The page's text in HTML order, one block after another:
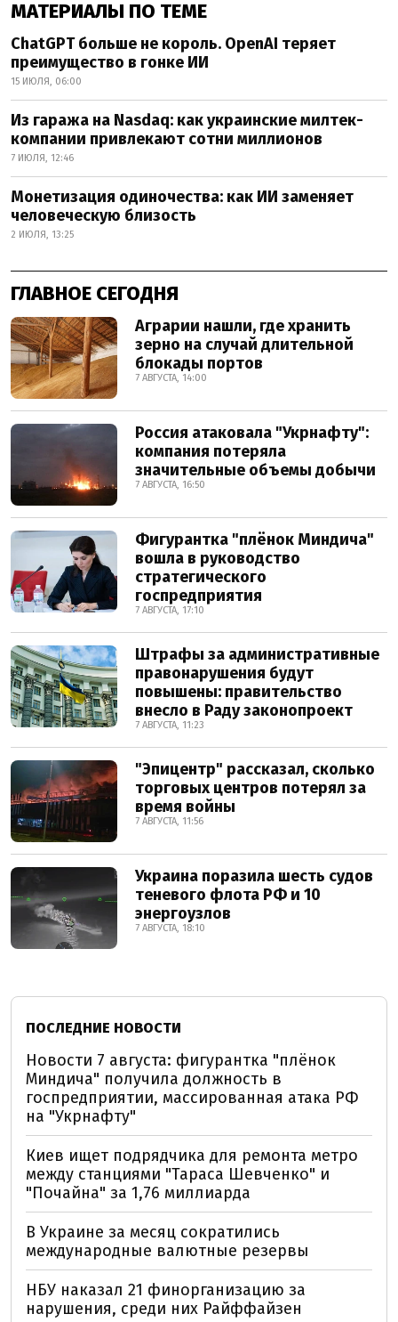
МАТЕРИАЛЫ ПО ТЕМЕ
ChatGPT больше не король. OpenAI теряет
преимущество в гонке ИИ
15 ИЮЛЯ, 06:00
Из гаража на Nasdaq: как украинские милтек-
компании привлекают сотни миллионов
7 ИЮЛЯ, 12:46
Монетизация одиночества: как ИИ заменяет
человеческую близость
2 ИЮЛЯ, 13:25
ГЛАВНОЕ СЕГОДНЯ
Аграрии нашли, где хранить
зерно на случай длительной
блокады портов
7 АВГУСТА, 14:00
Россия атаковала "Укрнафту":
компания потеряла
значительные объемы добычи
7 АВГУСТА, 16:50
Фигурантка "плёнок Миндича"
вошла в руководство
стратегического
госпредприятия
7 АВГУСТА, 17:10
Штрафы за административные
правонарушения будут
повышены: правительство
внесло в Раду законопроект
7 АВГУСТА, 11:23
"Эпицентр" рассказал, сколько
торговых центров потерял за
время войны
7 АВГУСТА, 11:56
Украина поразила шесть судов
теневого флота РФ и 10
энергоузлов
7 АВГУСТА, 18:10
ПОСЛЕДНИЕ НОВОСТИ
Новости 7 августа: фигурантка "плёнок
Миндича" получила должность в
госпредприятии, массированная атака РФ
на "Укрнафту"
Киев ищет подрядчика для ремонта метро
между станциями "Тараса Шевченко" и
"Почайна" за 1,76 миллиарда
В Украине за месяц сократились
международные валютные резервы
НБУ наказал 21 финорганизацию за
нарушения, среди них Райффайзен